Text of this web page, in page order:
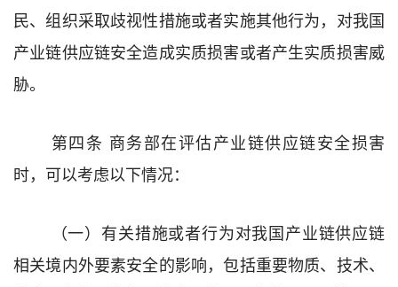
民、组织采取歧视性措施或者实施其他行为，对我国
产业链供应链安全造成实质损害或者产生实质损害威
胁。
第四条 商务部在评估产业链供应链安全损害
时，可以考虑以下情况：
（一） 有关措施或者行为对我国产业链供应链
相关境内外要素安全的影响，包括重要物质、技术、